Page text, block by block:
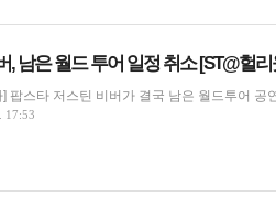
, 남은 월드 투어 일정 취소 [ST@헐리
팝스타 저스틴 비버가 결국 남은 월드투어 공
17:53